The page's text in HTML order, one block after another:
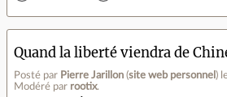
Quand la liberté viendra de
Posté par Pierre Jarillon (site web personnel )
Modéré par rootix.